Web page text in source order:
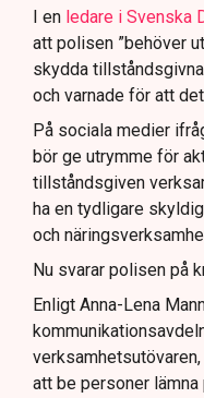
I en ledare i Svenska
att polisen ”behöver
skydda
och varnade för att
På sociala medier
bör ge utrymme för
tillståndsgiven
ha en tydligare
och
Nu svarar polisen på
Enligt Anna-Lena
att be personer